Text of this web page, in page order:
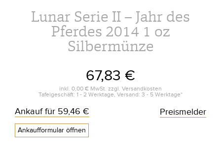
Lunar Serie II – Jahr des
Pferdes 2014 1 oz
Silbermünze
67,83 €
inkl. 0,00 € MwSt. zzgl. Versandkosten
Tafelgeschäft: 1 - 2 Werktage, Versand: 3 - 5 Werktage*
Ankauf für 59,46 €
Ankaufformular öffnen
Preismelder